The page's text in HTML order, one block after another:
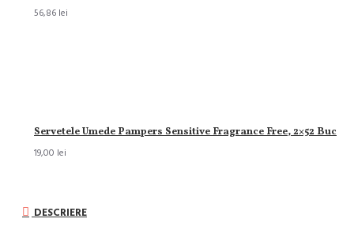
56,86 lei
Servetele Umede Pampers Sensitive Fragrance Free, 2×52 Buc
19,00 lei
DESCRIERE